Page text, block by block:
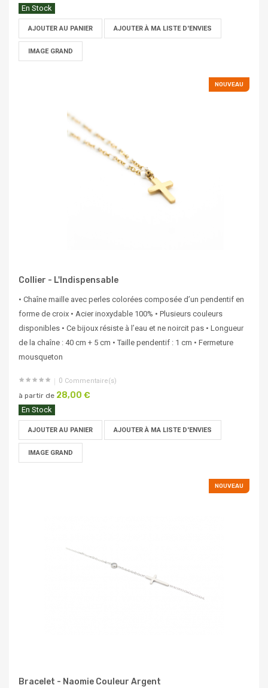
En Stock
AJOUTER AU PANIER AJOUTER À MA LISTE D'ENVIES
IMAGE GRAND
NOUVEAU
Collier - L'Indispensable
• Chaîne maille avec perles colorées composée d’un pendentif en
forme de croix • Acier inoxydable 100% • Plusieurs couleurs
disponibles • Ce bijoux résiste à l’eau et ne noircit pas • Longueur
de la chaîne : 40 cm + 5 cm • Taille pendentif : 1 cm • Fermeture
mousqueton
0 Commentaire(s)
à partir de 28,00 €
En Stock
AJOUTER AU PANIER AJOUTER À MA LISTE D'ENVIES
IMAGE GRAND
NOUVEAU
Bracelet - Naomie Couleur Argent